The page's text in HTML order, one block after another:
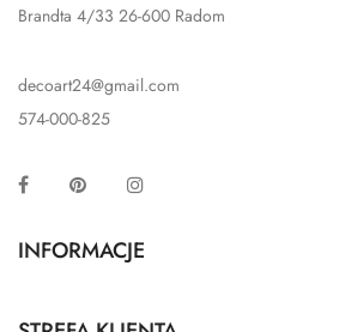
Brandta 4/33 26-600 Radom
decoart24@gmail.com
574-000-825
Facebook Pinterest
INFORMACJE